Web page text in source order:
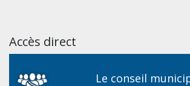
Accès direct
Le conseil